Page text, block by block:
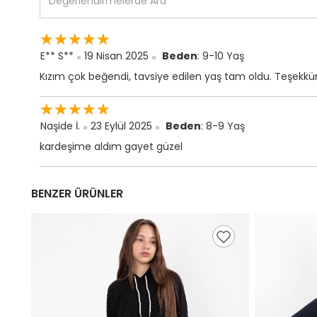
☆☆☆☆☆
★★★★★
E** S** 19 Nisan 2025 Beden: 9-10 Yaş
Kızım çok beğendi, tavsiye edilen yaş tam oldu.
☆☆☆☆☆
★★★★★
Naşide İ. 23 Eylül 2025 Beden: 8-9 Yaş
kardeşime aldım gayet güzel
BENZER ÜRÜNLER